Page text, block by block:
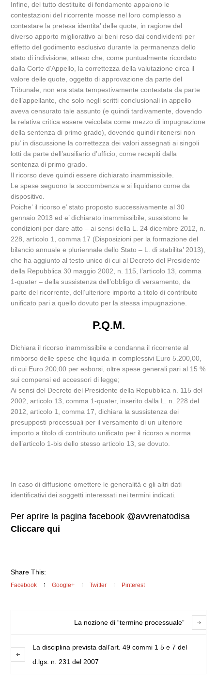
Infine, del tutto destituite di fondamento appaiono le
contestazioni del ricorrente mosse nel loro complesso a
contestare la pretesa identita’ delle quote, in ragione del
diverso apporto migliorativo ai beni reso dai condividenti per
effetto del godimento esclusivo durante la permanenza dello
stato di indivisione, atteso che, come puntualmente ricordato
dalla Corte d’Appello, la correttezza della valutazione circa il
valore delle quote, oggetto di approvazione da parte del
Tribunale, non era stata tempestivamente contestata da parte
dell’appellante, che solo negli scritti conclusionali in appello
aveva censurato tale assunto (e quindi tardivamente, dovendo
la relativa critica essere veicolata come mezzo di impugnazione
della sentenza di primo grado), dovendo quindi ritenersi non
piu’ in discussione la correttezza dei valori assegnati ai singoli
lotti da parte dell’ausiliario d’ufficio, come recepiti dalla
sentenza di primo grado.
Il ricorso deve quindi essere dichiarato inammissibile.
Le spese seguono la soccombenza e si liquidano come da
dispositivo.
Poiche’ il ricorso e’ stato proposto successivamente al 30
gennaio 2013 ed e’ dichiarato inammissibile, sussistono le
condizioni per dare atto – ai sensi della L. 24 dicembre 2012, n.
228, articolo 1, comma 17 (Disposizioni per la formazione del
bilancio annuale e pluriennale dello Stato – L. di stabilita’ 2013),
che ha aggiunto al testo unico di cui al Decreto del Presidente
della Repubblica 30 maggio 2002, n. 115, l’articolo 13, comma
1-quater – della sussistenza dell’obbligo di versamento, da
parte del ricorrente, dell’ulteriore importo a titolo di contributo
unificato pari a quello dovuto per la stessa impugnazione.
P.Q.M.
Dichiara il ricorso inammissibile e condanna il ricorrente al
rimborso delle spese che liquida in complessivi Euro 5.200,00,
di cui Euro 200,00 per esborsi, oltre spese generali pari al 15 %
sui compensi ed accessori di legge;
Ai sensi del Decreto del Presidente della Repubblica n. 115 del
2002, articolo 13, comma 1-quater, inserito dalla L. n. 228 del
2012, articolo 1, comma 17, dichiara la sussistenza dei
presupposti processuali per il versamento di un ulteriore
importo a titolo di contributo unificato per il ricorso a norma
dell’articolo 1-bis dello stesso articolo 13, se dovuto.
In caso di diffusione omettere le generalità e gli altri dati
identificativi dei soggetti interessati nei termini indicati.
Per aprire la pagina facebook @avvrenatodisa
Cliccare qui
Share This:
Facebook Google+ Twitter Pinterest
La nozione di “termine processuale”
La disciplina prevista dall’art. 49 commi 1 5 e 7 del
d.lgs. n. 231 del 2007